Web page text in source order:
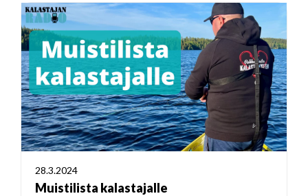
28.3.2024
Muistilista kalastajalle